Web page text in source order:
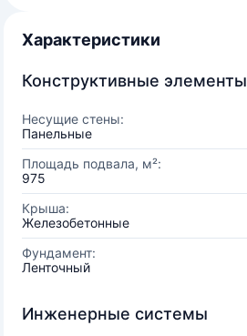
Характеристики
Конструктивные элементы
Несущие стены:
Панельные
Площадь подвала, м²:
975
Крыша:
Железобетонные
Фундамент:
Ленточный
Инженерные системы